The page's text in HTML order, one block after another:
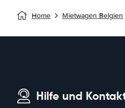
Home Mietwagen Belgien
Hilfe und